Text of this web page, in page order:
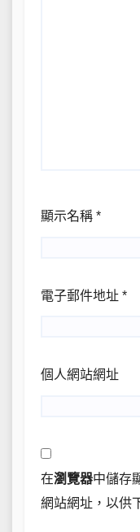
顯示名稱 *
電子郵件地址 *
個人網站網址
在瀏覽器中儲存
網站網址，以供